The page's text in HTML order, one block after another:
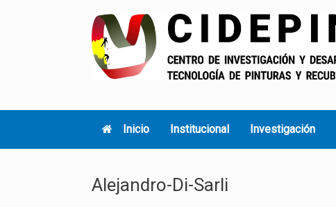
Inicio Institucional Investigación
Alejandro-Di-Sarli